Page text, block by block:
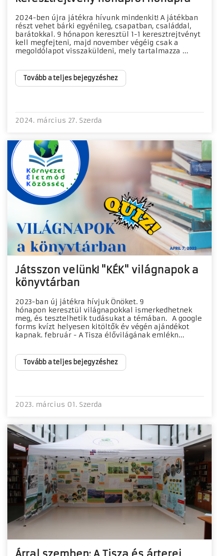
2024-ben újra játékra hívunk mindenkit! A játékban
részt vehet bárki egyénileg, csapatban, családdal,
barátokkal. 9 hónapon keresztül 1-1 keresztrejtvényt
kell megfejteni, majd november végéig csak a
megoldólapot visszaküldeni, mely tartalmazza ...
Tovább a teljes bejegyzéshez
2024. március 27. Szerda
Játsszon velünk! "KÉK" világnapok a
könyvtárban
2023-ban új játékra hívjuk Önöket. 9
hónapon keresztül világnapokkal ismerkedhetnek
meg, és tesztelhetik tudásukat a témában. A google
forms kvízt helyesen kitöltők év végén ajándékot
kapnak. február - A Tisza élővilágának emlékn...
Tovább a teljes bejegyzéshez
2023. március 01. Szerda